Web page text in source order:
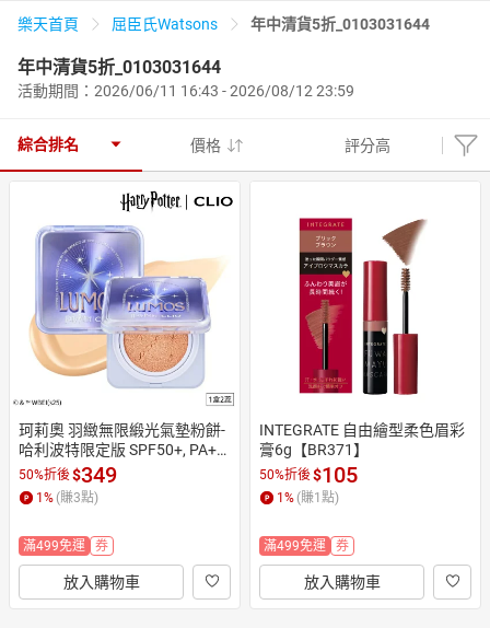
天天免運 美食蛋糕 養生保健 民生用品
男裝
日本購物 電子/紙本書
HOT
樂天首頁 屈臣氏Watsons 年中清貨5折_0103031644
年中清貨5折_0103031644
活動期間：2026/06/11 16:43 - 2026/08/12 23:59
綜合排名 價格 評分高
珂莉奧 羽緻無限緞光氣墊粉餅-
哈利波特限定版 SPF50+, PA++
+(23N自然色) 15g*2
50%折後$349
1 % (賺3點)
滿499免運 券
放入購物車
INTEGRATE 自由繪型柔色眉彩
膏6g【BR371】
50%折後$105
1 % (賺1 點)
滿499免運 券
放入購物車